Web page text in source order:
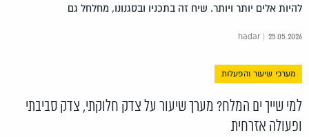
להיות אלים יותר ויותר. שיח זה בתכניו ובסגנונו, מחלחל גם
hadar | 25.05.2026
מערכי שיעור והפעלות
למי שייך ים המלח? מערך שיעור על צדק חלוקתי, צדק סביבתי
ופעולה אזרחית